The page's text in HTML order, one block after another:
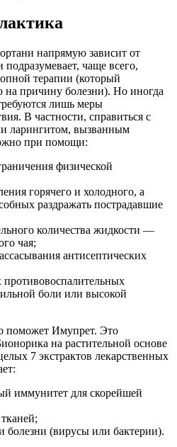
напрямую зависит от
чаще всего,
терапии (который
на причину болезни). Но иногда
лишь меры
В частности, справиться с
ларингитом, вызванным
при помощи:
физической
горячего и холодного, а
раздражать пострадавшие
количества жидкости —
чая;
антисептических
боли или высокой
поможет Имупрет. Это
на растительной основе
7 экстрактов лекарственных
иммунитет для скорейшей
болезни (вирусы или бактерии).